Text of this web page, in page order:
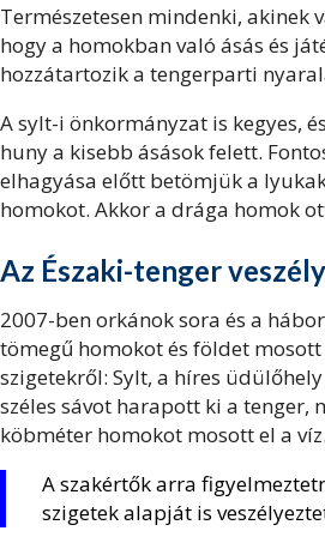
Természetesen mindenki, akinek
hogy a homokban való ásás és
hozzátartozik a tengerparti
A sylt-i önkormányzat is kegyes,
huny a kisebb ásások felett.
elhagyása előtt betömjük a
homokot. Akkor a drága homok
Az Északi-tenger
2007-ben orkánok sora és a
tömegű homokot és földet
szigetekről: Sylt, a híres
széles sávot harapott ki a tenger,
köbméter homokot mosott el a víz.
A szakértők arra
szigetek alapját is